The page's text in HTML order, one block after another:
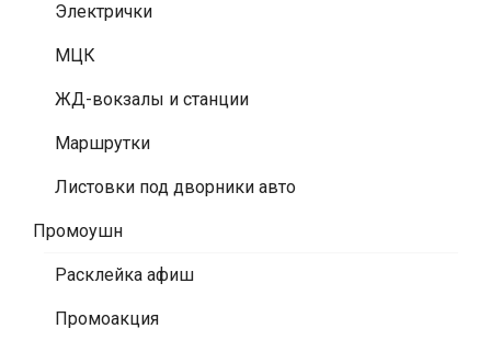
Электрички
МЦК
ЖД-вокзалы и станции
Маршрутки
Листовки под дворники авто
Промоушн
Расклейка афиш
Промоакция